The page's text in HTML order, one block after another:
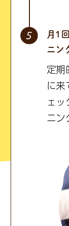
月1
ニン
定期
に
ェ
ニン